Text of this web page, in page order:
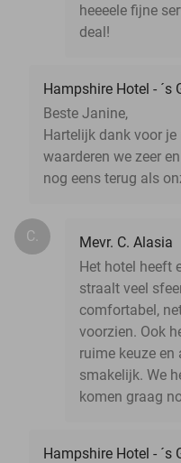
heeeele fijne
deal!
Hampshire Hotel - ´s
Beste Janine,
Hartelijk dank voor
waarderen we zeer
nog eens terug als
C.
Mevr. C. Alasia
Het hotel heeft
straalt veel
comfortabel,
voorzien. Ook
ruime keuze en
smakelijk. We
komen graag
Hampshire Hotel - ´s